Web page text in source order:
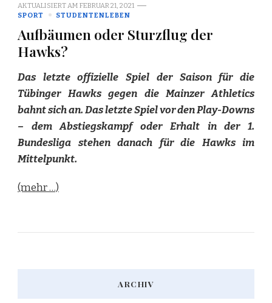
AKTUALISIERT AM FEBRUAR 21, 2021
SPORT
STUDENTENLEBEN
Aufbäumen oder Sturzflug der
Hawks?
Das letzte offizielle Spiel der Saison für die
Tübinger Hawks gegen die Mainzer Athletics
bahnt sich an. Das letzte Spiel vor den Play-Downs
– dem Abstiegskampf oder Erhalt in der 1.
Bundesliga stehen danach für die Hawks im
Mittelpunkt.
(mehr …)
ARCHIV